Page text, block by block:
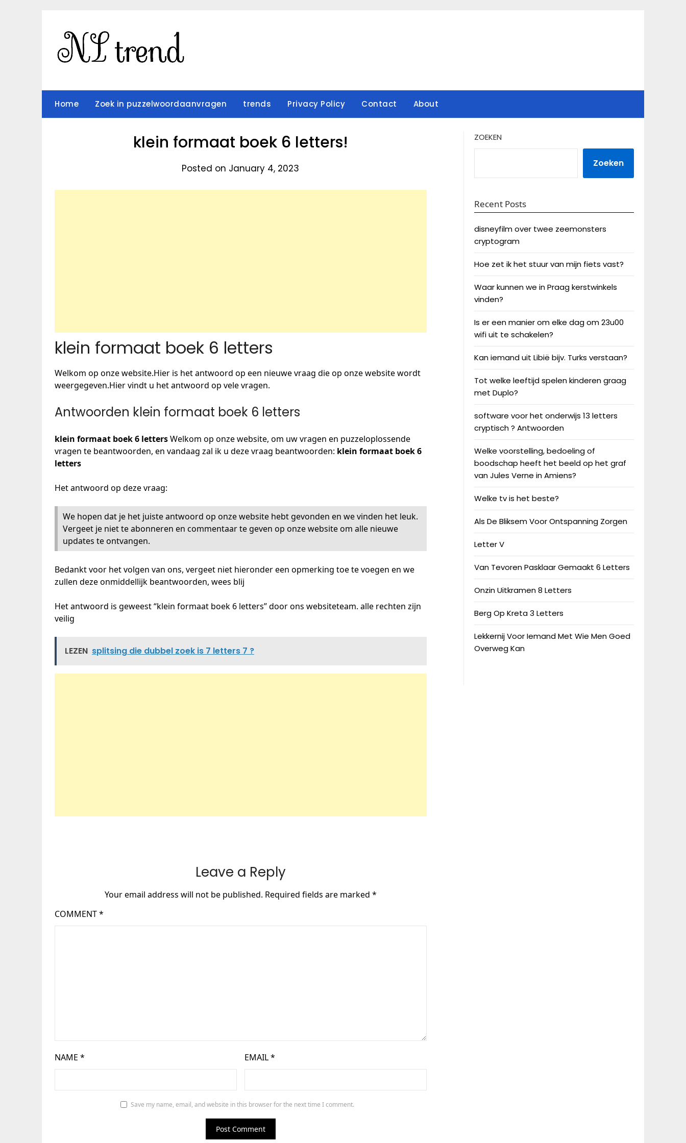
Home Zoek in puzzelwoordaanvragen trends Privacy Policy Contact About
klein formaat boek 6 letters!
Posted on January 4, 2023
klein formaat boek 6 letters
Welkom op onze website.Hier is het antwoord op een nieuwe vraag die op onze website wordt
weergegeven.Hier vindt u het antwoord op vele vragen.
Antwoorden klein formaat boek 6 letters
klein formaat boek 6 lettersWelkom op onze website, om uw vragen en puzzeloplossende
vragen te beantwoorden, en vandaag zal ik u deze vraag beantwoorden: klein formaat boek 6
letters
Het antwoord op deze vraag:
We hopen dat je het juiste antwoord op onze website hebt gevonden en we vinden het leuk.
Vergeet je niet te abonneren en commentaar te geven op onze website om alle nieuwe
updates te ontvangen.
Bedankt voor het volgen van ons, vergeet niet hieronder een opmerking toe te voegen en we
zullen deze onmiddellijk beantwoorden, wees blij
Het antwoord is geweest “klein formaat boek 6 letters” door ons websiteteam. alle rechten zijn
veilig
LEZEN splitsing die dubbel zoek is 7 letters 7 ?
Leave a Reply
Your email address will not be published. Required fields are marked *
COMMENT*
NAME * EMAIL*
Save my name, email, and website in this browser for the next time I comment.
ZOEKEN
Zoeken
Recent Posts
disneyfilm over twee zeemonsters
cryptogram
Hoe zet ik het stuur van mijn fiets vast?
Waar kunnen we in Praag kerstwinkels
vinden?
Is er een manier om elke dag om 23u00
wifi uit te schakelen?
Kan iemand uit Libië bijv. Turks verstaan?
Tot welke leeftijd spelen kinderen graag
met Duplo?
software voor het onderwijs 13 letters
cryptisch ? Antwoorden
Welke voorstelling, bedoeling of
boodschap heeft het beeld op het graf
van Jules Verne in Amiens?
Welke tv is het beste?
Als De Bliksem Voor Ontspanning Zorgen
Letter V
Van Tevoren Pasklaar Gemaakt 6 Letters
Onzin Uitkramen 8 Letters
Berg Op Kreta 3 Letters
Lekkernij Voor Iemand Met Wie Men Goed
Overweg Kan